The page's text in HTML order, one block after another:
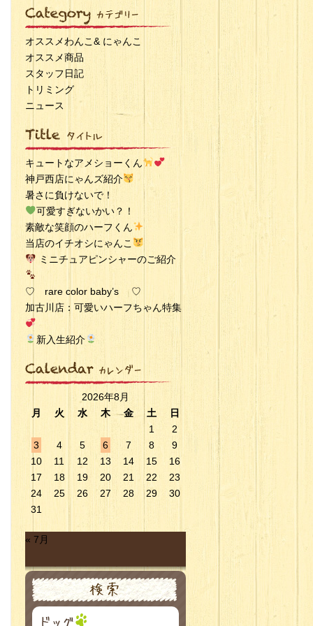
オススメわんこ& にゃんこ
オススメ商品
スタッフ日記
トリミング
ニュース
キュートなアメショーくん
神戸西店にゃんズ紹介
暑さに負けないで！
可愛すぎないかい？！
素敵な笑顔のハーフくん
当店のイチオシにゃんこ
ミニチュアピンシャーのご紹介
♡ rare color baby’s ♡
加古川店：可愛いハーフちゃん特集
新入生紹介
2026年8月
月
火 水 木 金 土
日
1
2
3
4 5 6 7 8
9
10
11 12 13 14 15
16
17
18 19 20 21 22
23
24
25 26 27 28 29
30
31
« 7月